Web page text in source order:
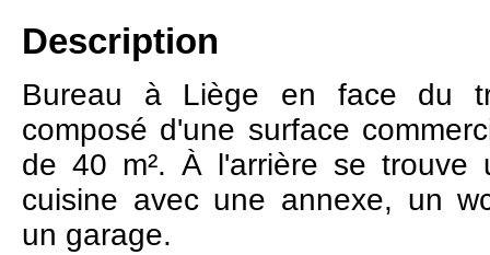
Description
Bureau à Liège en face du
composé d'une surface
de 40 m². À l'arrière se trouve
cuisine avec une annexe, un
un garage.